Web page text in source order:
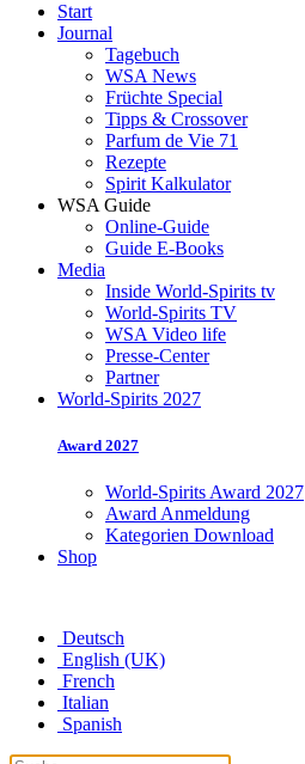
Start
Journal
Tagebuch
WSA News
Früchte Special
Tipps & Crossover
Parfum de Vie 71
Rezepte
Spirit Kalkulator
WSA Guide
Online-Guide
Guide E-Books
Media
Inside World-Spirits tv
World-Spirits TV
WSA Video life
Presse-Center
Partner
World-Spirits 2027
Award 2027
World-Spirits Award 2027
Award Anmeldung
Kategorien Download
Shop
Deutsch
English (UK)
French
Italian
Spanish